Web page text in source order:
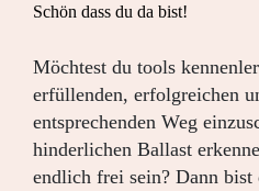
Schön dass du da bist!
Möchtest du tools
erfüllenden, erfolgreichen
entsprechenden Weg
hinderlichen Ballast
endlich frei sein? Dann